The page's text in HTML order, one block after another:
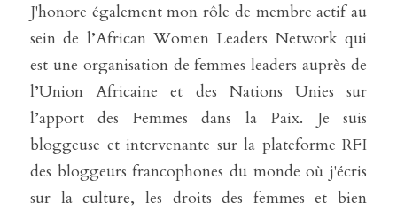
J'honore également mon rôle de membre actif au
sein de l’African Women Leaders Network qui
est une organisation de femmes leaders auprès de
l’Union Africaine et des Nations Unies sur
l’apport des Femmes dans la Paix. Je suis
bloggeuse et intervenante sur la plateforme RFI
des bloggeurs francophones du monde où j'écris
sur la culture, les droits des femmes et bien